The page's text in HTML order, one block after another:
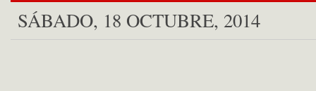
SÁBADO, 18 OCTUBRE, 2014